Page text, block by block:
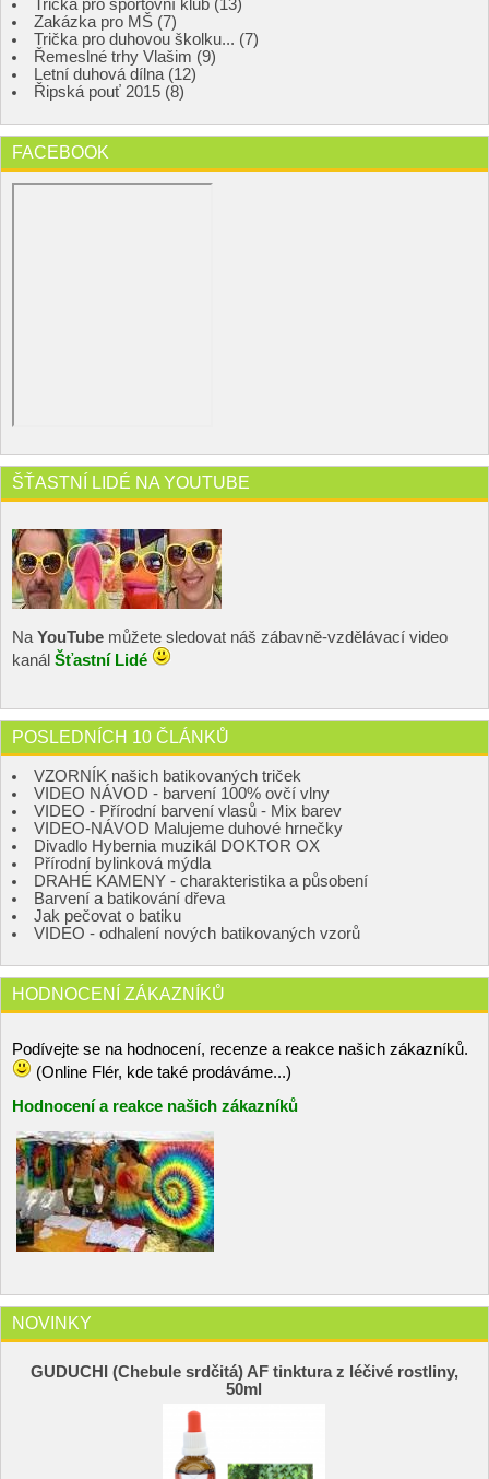
Trička pro sportovní klub (13)
Zakázka pro MŠ (7)
Trička pro duhovou školku... (7)
Řemeslné trhy Vlašim (9)
Letní duhová dílna (12)
Řipská pouť 2015 (8)
FACEBOOK
ŠŤASTNÍ LIDÉ NA YOUTUBE
Na YouTube můžete sledovat náš zábavně-vzdělávací video
kanál Šťastní Lidé
POSLEDNÍCH 10 ČLÁNKŮ
VZORNÍK našich batikovaných triček
VIDEO NÁVOD - barvení 100% ovčí vlny
VIDEO - Přírodní barvení vlasů - Mix barev
VIDEO-NÁVOD Malujeme duhové hrnečky
Divadlo Hybernia muzikál DOKTOR OX
Přírodní bylinková mýdla
DRAHÉ KAMENY - charakteristika a působení
Barvení a batikování dřeva
Jak pečovat o batiku
VIDEO - odhalení nových batikovaných vzorů
HODNOCENÍ ZÁKAZNÍKŮ
Podívejte se na hodnocení, recenze a reakce našich zákazníků.
(Online Flér, kde také prodáváme...)
Hodnocení a reakce našich zákazníků
NOVINKY
GUDUCHI (Chebule srdčitá) AF tinktura z léčivé rostliny,
50ml